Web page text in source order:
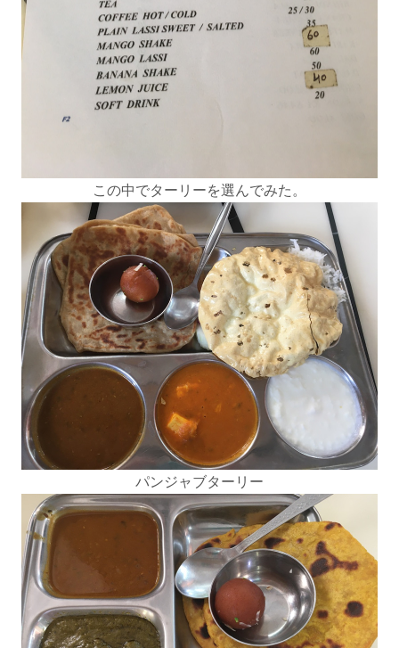
この中でターリーを選んでみた。
パンジャブターリー